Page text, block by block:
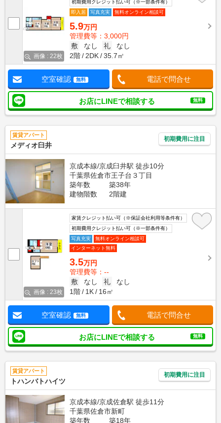
画像 : 22枚
初期費用クレジット払い可（※一部条件有）
即入居
写真充実 無料オンライン相談可
5.9万円
管理費等：3,000円
敷
なし 礼
なし
2階
2DK 35.7㎡
空室確認 無料 電話で問合せ
お店にLINEで相談する 無料
賃貸アパート
メディオ臼井
初期費用に注目
京成本線/京成臼井駅 徒歩10分
千葉県佐倉市王子台３丁目
築年数
築38年
建物階数
2階建
画像 : 23枚
家賃クレジット払い可（※保証会社利用等条件有）
初期費用クレジット払い可（※一部条件有）
写真充実
無料オンライン相談可
インターネット無料
3.5万円
管理費等：--
敷
なし 礼
なし
1階
1K 16㎡
空室確認 無料 電話で問合せ
お店にLINEで相談する 無料
賃貸アパート
トハンバトハイツ
初期費用に注目
京成本線/京成佐倉駅 徒歩11分
千葉県佐倉市新町
築年数
築18年